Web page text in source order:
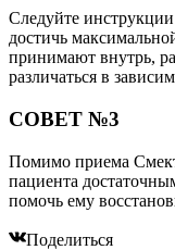
Следуйте
достичь
принимают внутрь,
различаться в
СОВЕТ №3
Помимо приема
пациента
помочь ему
Поделиться